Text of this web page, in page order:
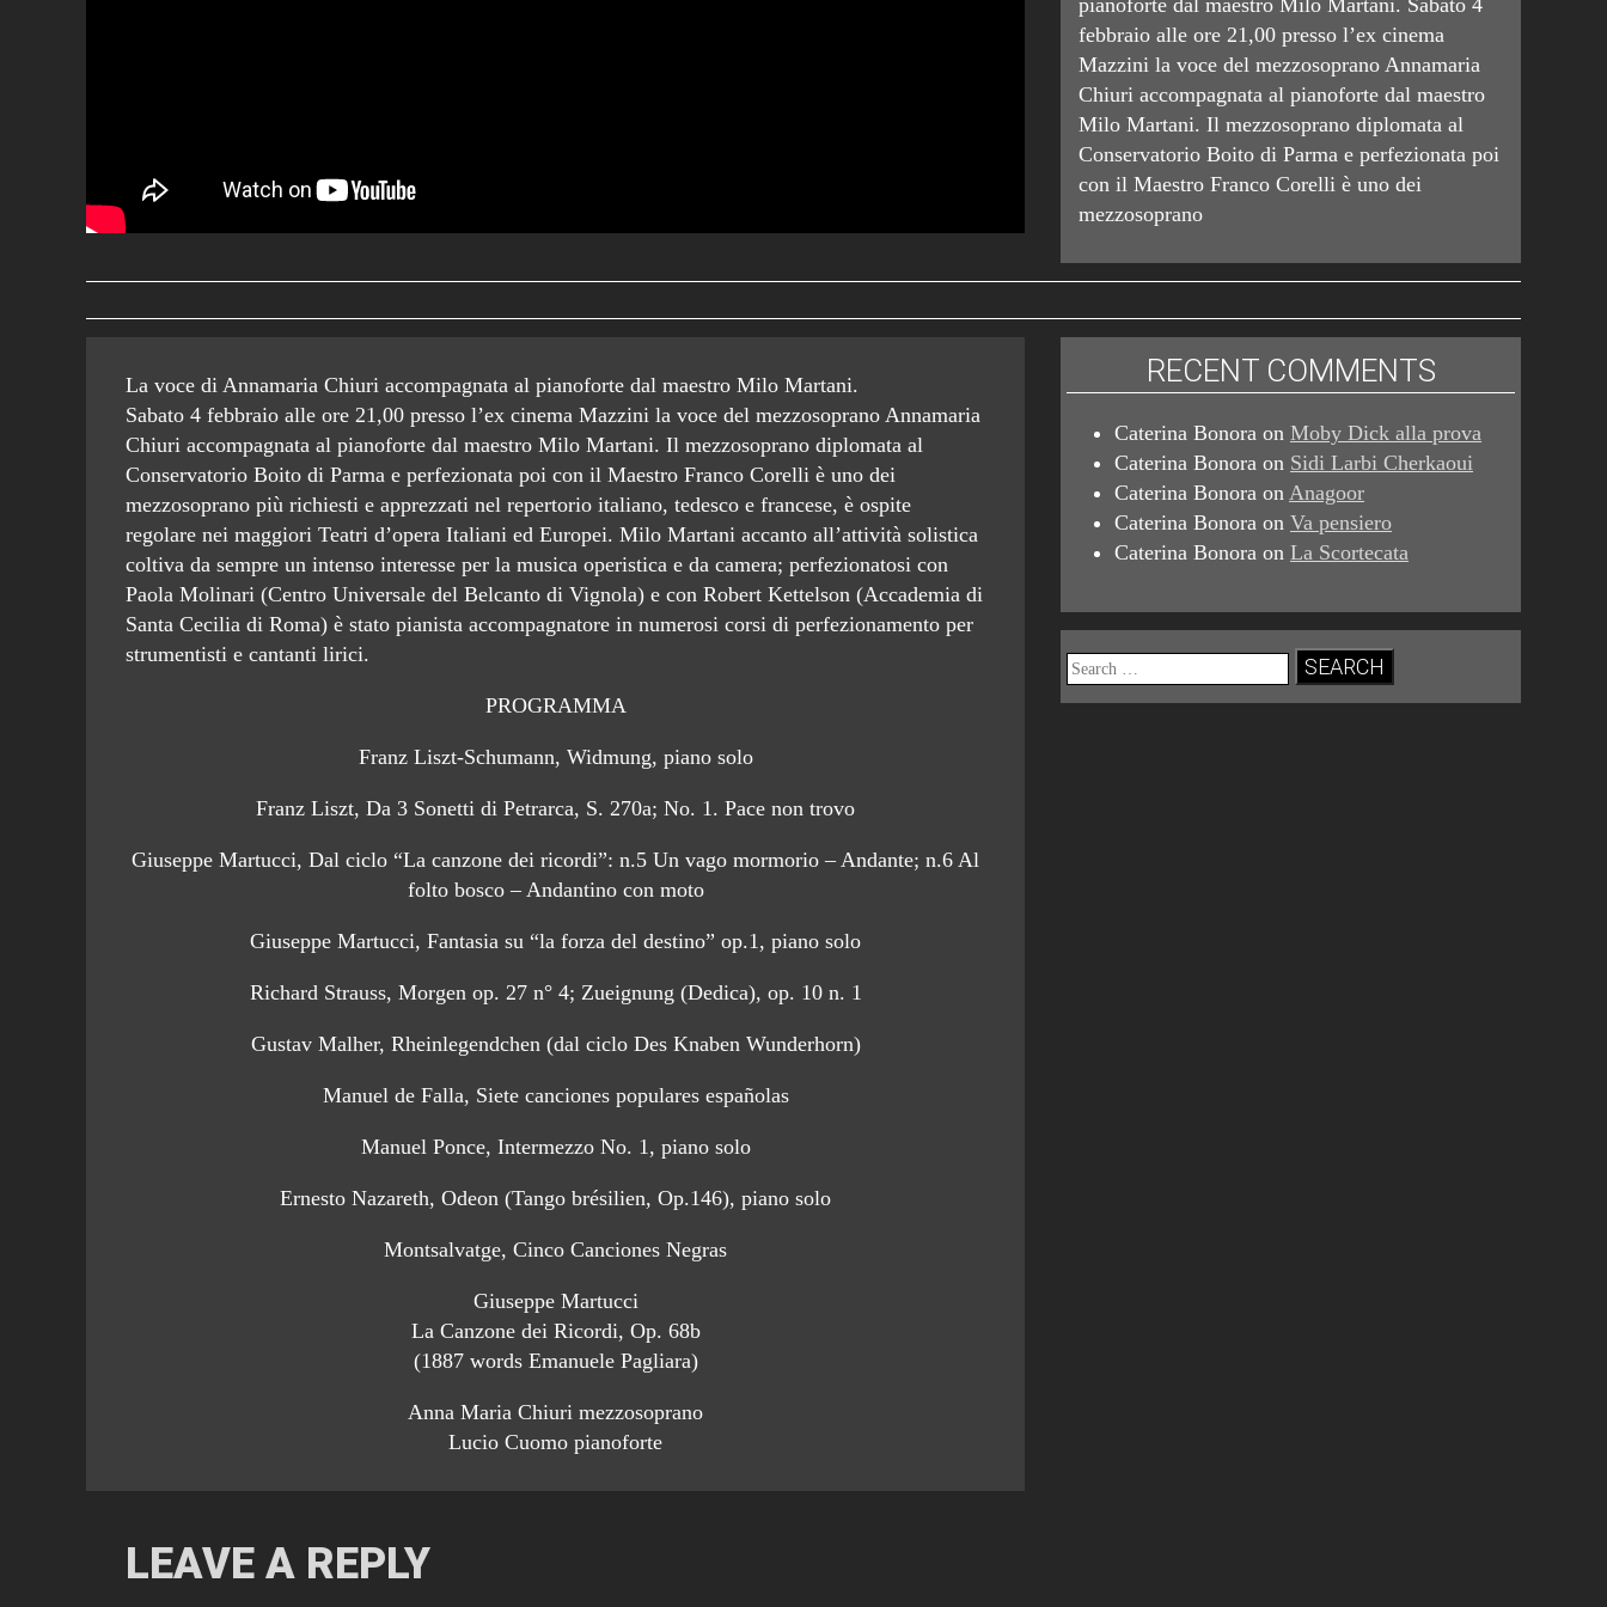
febbraio alle ore 21,00 presso l’ex cinema
Mazzini la voce del mezzosoprano Annamaria
Chiuri accompagnata al pianoforte dal maestro
Milo Martani. Il mezzosoprano diplomata al
Conservatorio Boito di Parma e perfezionata poi
con il Maestro Franco Corelli è uno dei
mezzosoprano
La voce di Annamaria Chiuri accompagnata al pianoforte dal maestro Milo Martani.
Sabato 4 febbraio alle ore 21,00 presso l’ex cinema Mazzini la voce del mezzosoprano Annamaria
Chiuri accompagnata al pianoforte dal maestro Milo Martani. Il mezzosoprano diplomata al
Conservatorio Boito di Parma e perfezionata poi con il Maestro Franco Corelli è uno dei
mezzosoprano più richiesti e apprezzati nel repertorio italiano, tedesco e francese, è ospite
regolare nei maggiori Teatri d’opera Italiani ed Europei. Milo Martani accanto all’attività solistica
coltiva da sempre un intenso interesse per la musica operistica e da camera; perfezionatosi con
Paola Molinari (Centro Universale del Belcanto di Vignola) e con Robert Kettelson (Accademia di
Santa Cecilia di Roma) è stato pianista accompagnatore in numerosi corsi di perfezionamento per
strumentisti e cantanti lirici.
PROGRAMMA
Franz Liszt-Schumann, Widmung, piano solo
Franz Liszt, Da 3 Sonetti di Petrarca, S. 270a; No. 1. Pace non trovo
Giuseppe Martucci, Dal ciclo “La canzone dei ricordi”: n.5 Un vago mormorio – Andante; n.6 Al
folto bosco – Andantino con moto
Giuseppe Martucci, Fantasia su “la forza del destino” op.1, piano solo
Richard Strauss, Morgen op. 27 n° 4; Zueignung (Dedica), op. 10 n. 1
Gustav Malher, Rheinlegendchen (dal ciclo Des Knaben Wunderhorn)
Manuel de Falla, Siete canciones populares españolas
Manuel Ponce, Intermezzo No. 1, piano solo
Ernesto Nazareth, Odeon (Tango brésilien, Op.146), piano solo
Montsalvatge, Cinco Canciones Negras
Giuseppe Martucci
La Canzone dei Ricordi, Op. 68b
(1887 words Emanuele Pagliara)
Anna Maria Chiuri mezzosoprano
Lucio Cuomo pianoforte
LEAVE A REPLY
RECENT COMMENTS
Caterina Bonora onMoby Dick alla prova
Caterina Bonora on Sidi Larbi Cherkaoui
Caterina Bonora onAnagoor
Caterina Bonora onVa pensiero
Caterina Bonora onLa Scortecata
Search
for: